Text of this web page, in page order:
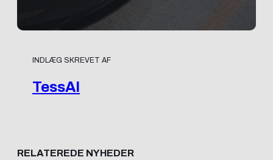
INDLÆG SKREVET AF
TessAI
RELATEREDE NYHEDER